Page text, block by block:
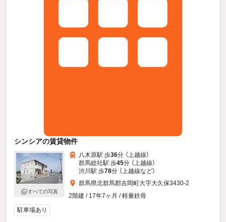
シンシアの賃貸物件
すべての写真
八木原駅 歩36分 （上越線）
群馬総社駅 歩45分 （上越線）
渋川駅 歩78分 （上越線など）
群馬県北群馬郡吉岡町大字大久保3430-2
2階建 / 17年7ヶ月 / 軽量鉄骨
駐車場あり